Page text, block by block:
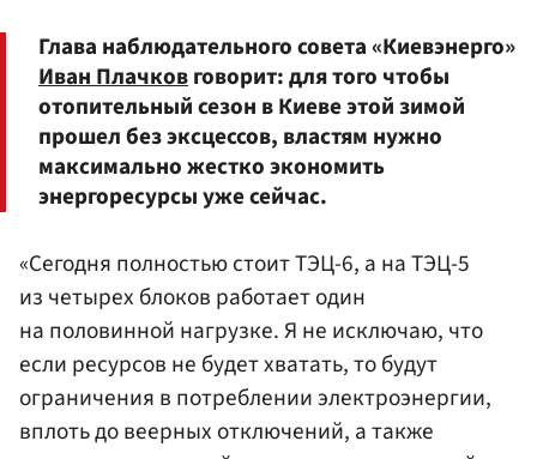
Глава наблюдательного совета «Киевэнерго»
Иван Плачковговорит: для того чтобы
отопительный сезон в Киеве этой зимой
прошел без эксцессов, властям нужно
максимально жестко экономить
энергоресурсы уже сейчас.
«Сегодня полностью стоит ТЭЦ-6, а на ТЭЦ-5
из четырех блоков работает один
на половинной нагрузке. Я не исключаю, что
если ресурсов не будет хватать, то будут
ограничения в потреблении электроэнергии,
вплоть до веерных отключений, а также